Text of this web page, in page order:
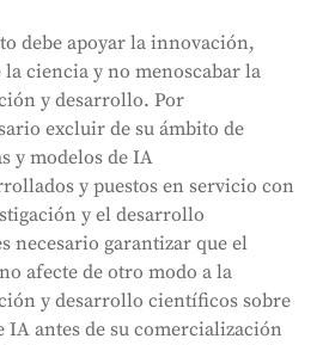
debe apoyar la innovación,
ciencia y no menoscabar la
y desarrollo. Por
excluir de su ámbito de
y modelos de IA
y puestos en servicio con
y el desarrollo
necesario garantizar que el
afecte de otro modo a la
y desarrollo científicos sobre
IA antes de su comercialización